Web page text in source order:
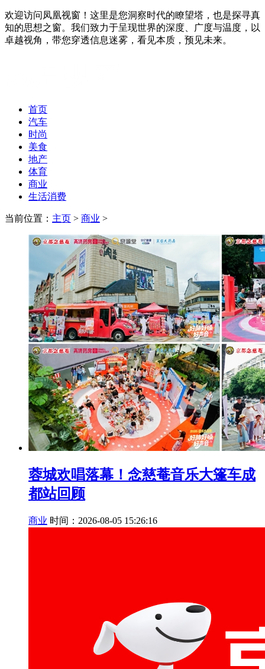
欢迎访问凤凰视窗！这里是您洞察时代的瞭望塔，也是探寻真
知的思想之窗。我们致力于呈现世界的深度、广度与温度，以
卓越视角，带您穿透信息迷雾，看见本质，预见未来。
首页
汽车
时尚
美食
地产
体育
商业
生活消费
当前位置： 主页 > 商业 >
蓉城欢唱落幕！念慈菴音乐大篷车成
都站回顾
商业 时间：2026-08-05 15:26:16